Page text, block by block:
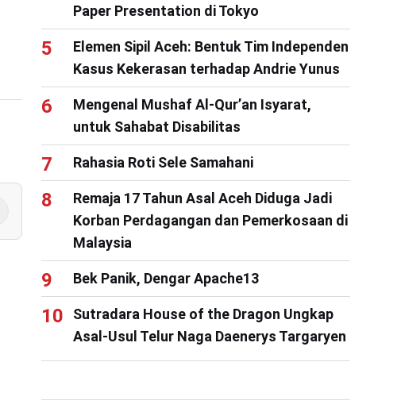
Paper Presentation di Tokyo
Elemen Sipil Aceh: Bentuk Tim Independen
Kasus Kekerasan terhadap Andrie Yunus
Mengenal Mushaf Al-Qur’an Isyarat,
untuk Sahabat Disabilitas
Rahasia Roti Sele Samahani
Remaja 17 Tahun Asal Aceh Diduga Jadi
Korban Perdagangan dan Pemerkosaan di
Malaysia
Bek Panik, Dengar Apache13
Sutradara House of the Dragon Ungkap
Asal-Usul Telur Naga Daenerys Targaryen